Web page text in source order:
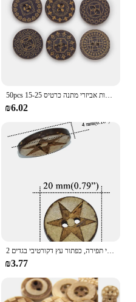
50pcs עגול רטרו בציר הדפסת סדרת עץ כפתור תפירת עבודת יד רעיונות בגדי מלאכות אביזרי מתנה כרטיס 15-25mm
₪6.02
כוכב לייזר טבעי כפתורים עגולים, אביזרי תפירה, כפתור עץ דקורטיבי בגדים 2 holes15pcs 30 יחידות 20 מ "מ
₪3.77